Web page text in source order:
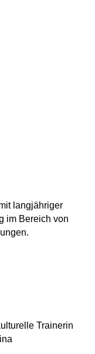
langjähriger
im Bereich von
Trainerin